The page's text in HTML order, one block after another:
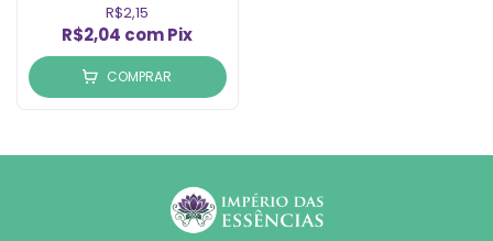
R$2,15
R$2,04 comPix
COMPRAR